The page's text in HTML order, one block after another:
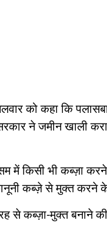
को कहा कि
ने जमीन खाली
में किसी भी कब्ज़ा करने
कब्ज़े से मुक्त करने के
से कब्ज़ा-मुक्त बनाने